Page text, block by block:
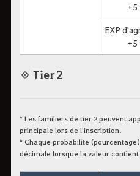
+5
EXP
+5
◈ Tier 2
* Les familiers de tier 2 peuvent
principale lors de l'inscription.
* Chaque probabilité
décimale lorsque la valeur